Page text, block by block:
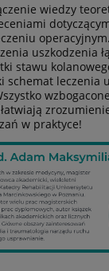
wiedzy
uszkodzenia
stawu
schemat leczenia
w praktyce!